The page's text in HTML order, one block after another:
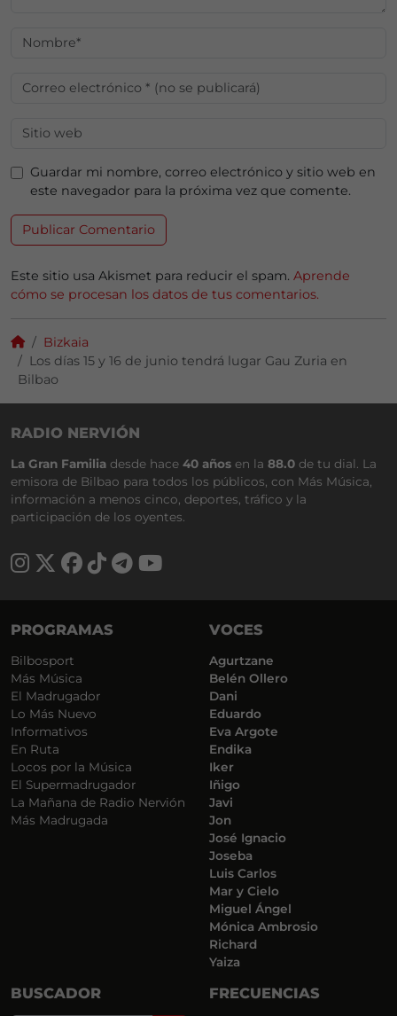
Guardar mi nombre, correo electrónico y sitio web en
este navegador para la próxima vez que comente.
Este sitio usa Akismet para reducir el spam. Aprende
cómo se procesan los datos de tus comentarios.
Bizkaia
Los días 15 y 16 de junio tendrá lugar Gau Zuria en
Bilbao
RADIO NERVIÓN
La Gran Familia desde hace 40 años en la 88.0 de tu dial. La
emisora de Bilbao para todos los públicos, con Más Música,
información a menos cinco, deportes, tráfico y la
participación de los oyentes.
PROGRAMAS
Bilbosport
Más Música
El Madrugador
Lo Más Nuevo
Informativos
En Ruta
Locos por la Música
El Supermadrugador
La Mañana de Radio Nervión
Más Madrugada
VOCES
Agurtzane
Belén Ollero
Dani
Eduardo
Eva Argote
Endika
Iker
Iñigo
Javi
Jon
José Ignacio
Joseba
Luis Carlos
Mar y Cielo
Miguel Ángel
Mónica Ambrosio
Richard
Yaiza
BUSCADOR FRECUENCIAS